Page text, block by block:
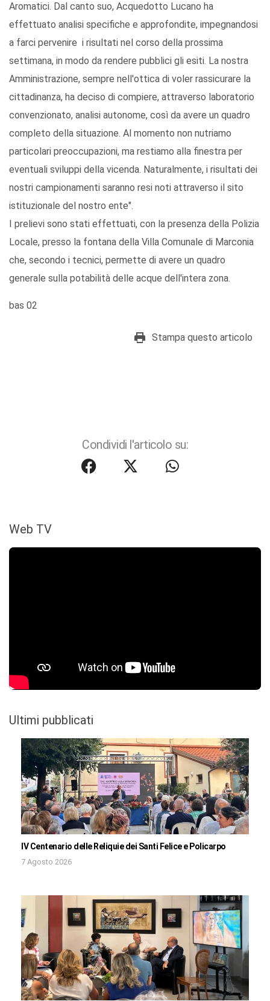
Aromatici. Dal canto suo, Acquedotto Lucano ha
effettuato analisi specifiche e approfondite, impegnandosi
a farci pervenire i risultati nel corso della prossima
settimana, in modo da rendere pubblici gli esiti. La nostra
Amministrazione, sempre nell'ottica di voler rassicurare la
cittadinanza, ha deciso di compiere, attraverso laboratorio
convenzionato, analisi autonome, così da avere un quadro
completo della situazione. Al momento non nutriamo
particolari preoccupazioni, ma restiamo alla finestra per
eventuali sviluppi della vicenda. Naturalmente, i risultati dei
nostri campionamenti saranno resi noti attraverso il sito
istituzionale del nostro ente".
I prelievi sono stati effettuati, con la presenza della Polizia
Locale, presso la fontana della Villa Comunale di Marconia
che, secondo i tecnici, permette di avere un quadro
generale sulla potabilità delle acque dell'intera zona.
bas 02
Stampa questo articolo
Condividi l'articolo su:
Web TV
Ultimi pubblicati
IV Centenario delle Reliquie dei Santi Felice e Policarpo
7 Agosto 2026